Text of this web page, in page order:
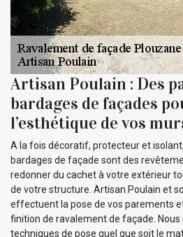
Artisan Poulain : Des
bardages de façades
l’esthétique de vos
A la fois décoratif, protecteur et
bardages de façade sont des
redonner du cachet à votre extérieur
de votre structure. Artisan Poulain et
effectuent la pose de vos parements
finition de ravalement de façade.
techniques de pose quel que soit le